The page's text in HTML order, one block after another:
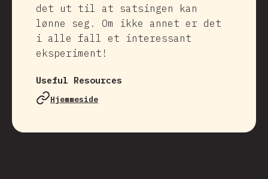
det ut til at satsingen kan
lønne seg. Om ikke annet er det
i alle fall et interessant
eksperiment!
Useful Resources
Hjemmeside